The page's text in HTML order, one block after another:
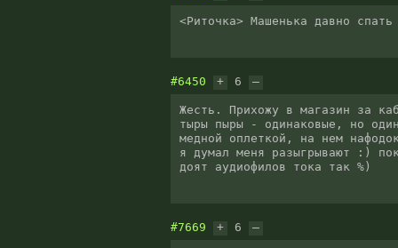
<Риточка> Машенька давно
#6450 + 6 –
Жесть. Прихожу в магазин за
тыры пыры - одинаковые, но
медной оплеткой, на нем
я думал меня разыгрывают :)
доят аудиофилов тока так %)
#7669 + 6 –